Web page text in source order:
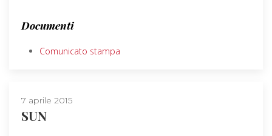
Documenti
Comunicato stampa
7 aprile 2015
SUN